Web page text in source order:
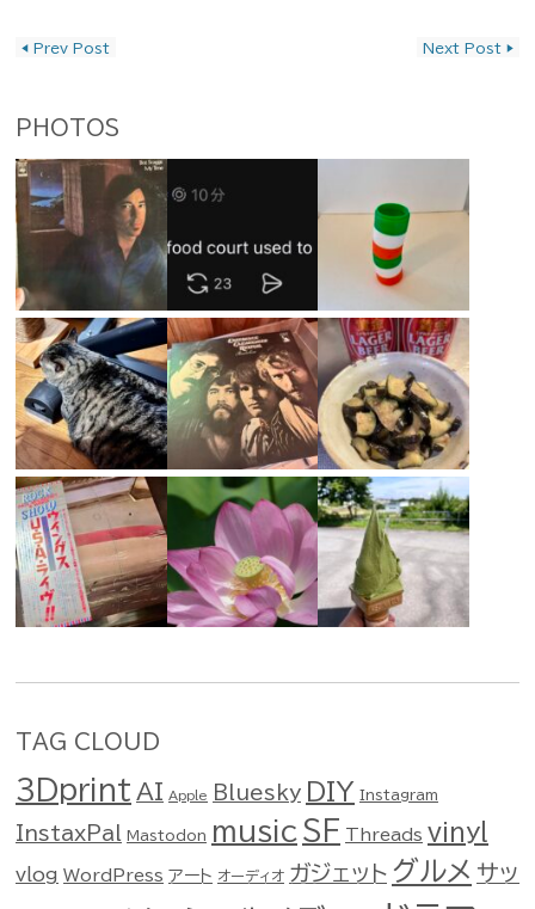
◀ Prev Post Next Post ▶
PHOTOS
TAG CLOUD
3Dprint AI Apple Bluesky DIY Instagram
InstaxPal Mastodon music SF Threads vinyl
vlog WordPress アート オーディオ ガジェット グルメ サッ